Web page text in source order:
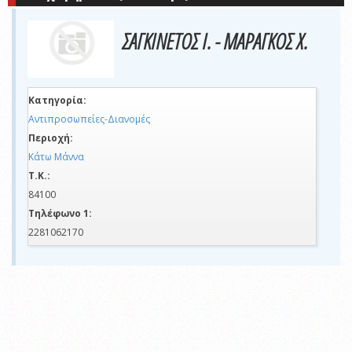
ΣΑΓΚΙΝΕΤΟΣ Ι. - ΜΑΡΑΓΚΟΣ Χ.
Κατηγορία:
Αντιπροσωπείες-Διανομές
Περιοχή:
Κάτω Μάννα
Τ.Κ.:
84100
Τηλέφωνο 1:
2281062170